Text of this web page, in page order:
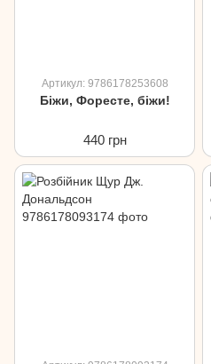
Артикул: 9786178253608
Біжи, Форесте, біжи!
440 грн